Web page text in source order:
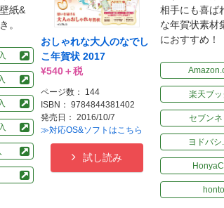
紙&
。
おしゃれな大人のなでし
こ年賀状 2017
¥540＋税
ページ数： 144
ISBN： 9784844381402
発売日： 2016/10/7
≫対応OS&ソフトはこちら
試し読み
相手にも喜ば
な年賀状素材
におすすめ！
楽天ブ
セブン
ヨドバシ